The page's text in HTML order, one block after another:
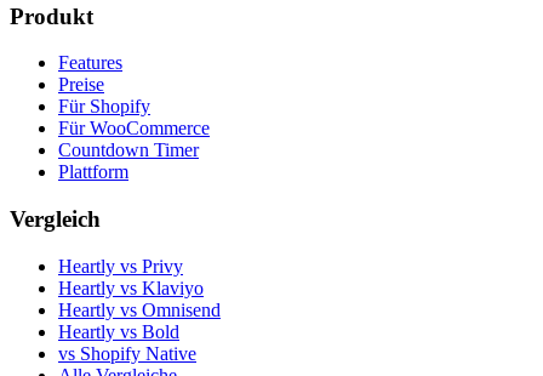
Produkt
Features
Preise
Für Shopify
Für WooCommerce
Countdown Timer
Plattform
Vergleich
Heartly vs Privy
Heartly vs Klaviyo
Heartly vs Omnisend
Heartly vs Bold
vs Shopify Native